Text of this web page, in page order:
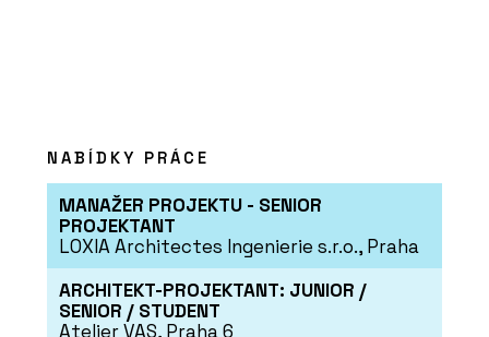
NABÍDKY PRÁCE
MANAŽER PROJEKTU - SENIOR
PROJEKTANT
LOXIA Architectes Ingenierie s.r.o., Praha
ARCHITEKT-PROJEKTANT: JUNIOR /
SENIOR / STUDENT
Atelier VAS, Praha 6